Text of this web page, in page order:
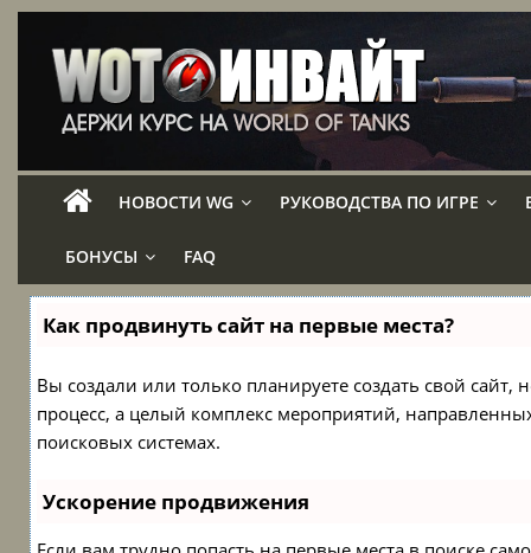
НОВОСТИ WG РУКОВОДСТВА ПО ИГРЕ
БОНУСЫ FAQ
Как продвинуть сайт на первые места?
Вы создали или только планируете создать свой сайт,
процесс, а целый комплекс мероприятий,
поисковых системах.
Ускорение продвижения